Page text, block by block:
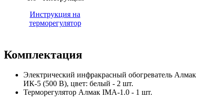
Инструкция на
терморегулятор
Комплектация
Электрический инфракрасный обогреватель Алмак
ИК-5 (500 В), цвет: белый - 2 шт.
Терморегулятор Алмак IMA-1.0 - 1 шт.